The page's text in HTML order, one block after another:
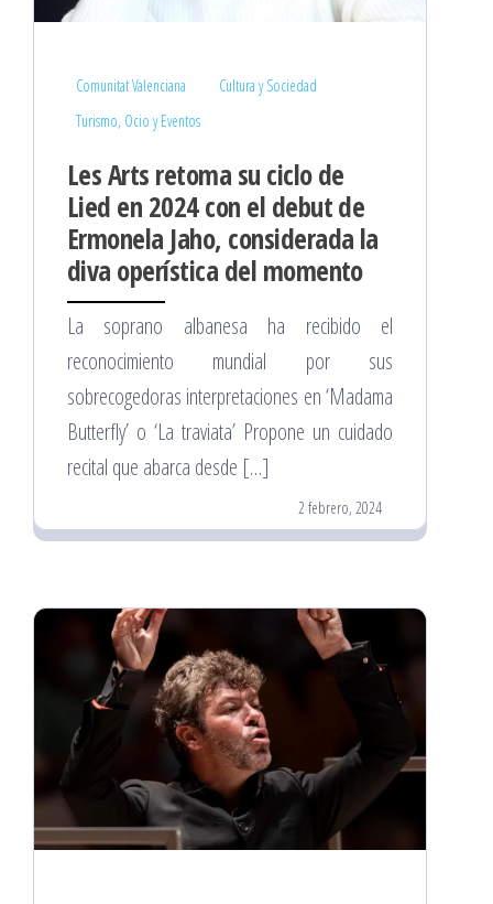
Comunitat Valenciana
Cultura y Sociedad
Turismo, Ocio y Eventos
Les Arts retoma su ciclo de
Lied en 2024 con el debut de
Ermonela Jaho, considerada la
diva operística del momento
La soprano albanesa ha recibido el
reconocimiento mundial por sus
sobrecogedoras interpretaciones en ‘Madama
Butterfly’ o ‘La traviata’ Propone un cuidado
recital que abarca desde […]
2 febrero, 2024